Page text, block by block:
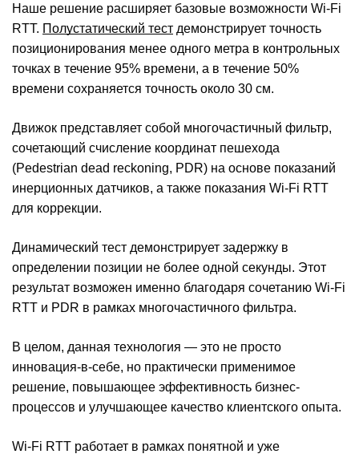
Наше решение расширяет базовые возможности Wi-Fi
RTT. Полустатический тест демонстрирует точность
позиционирования менее одного метра в контрольных
точках в течение 95% времени, а в течение 50%
времени сохраняется точность около 30 см.
Движок представляет собой многочастичный фильтр,
сочетающий счисление координат пешехода
(Pedestrian dead reckoning, PDR) на основе показаний
инерционных датчиков, а также показания Wi-Fi RTT
для коррекции.
Динамический тест демонстрирует задержку в
определении позиции не более одной секунды. Этот
результат возможен именно благодаря сочетанию Wi-Fi
RTT и PDR в рамках многочастичного фильтра.
В целом, данная технология — это не просто
инновация-в-себе, но практически применимое
решение, повышающее эффективность бизнес-
процессов и улучшающее качество клиентского опыта.
Wi-Fi RTT работает в рамках понятной и уже